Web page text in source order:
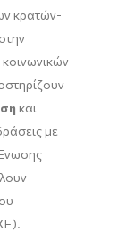
κρατών-
και
με